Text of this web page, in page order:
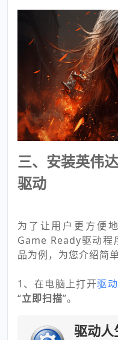
三、安装英伟
驱动
为了让用户更方便
Game Ready驱动程
品为例，为您介绍简
1、在电脑上打开驱
“立即扫描”。
驱动人